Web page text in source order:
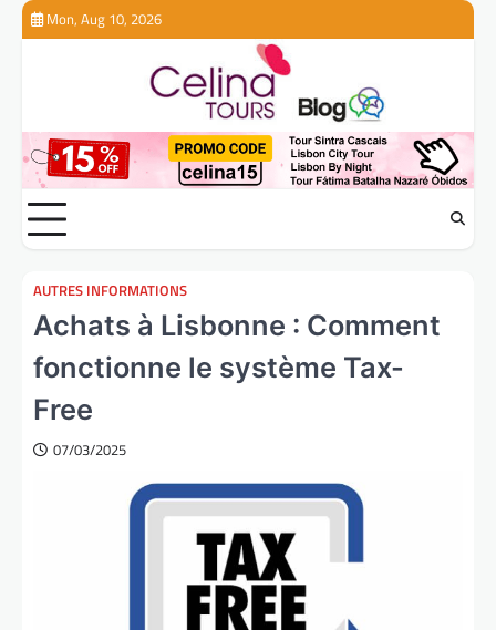
Skip
Mon, Aug 10, 2026
AUTRES INFORMATIONS
Achats à Lisbonne : Comment
fonctionne le système Tax-
Free
07/03/2025